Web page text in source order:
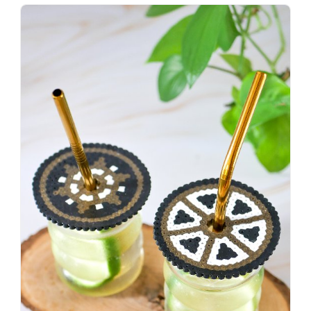
Wenn
schöner
KNALLTS!
#badezimmer
#makeover
#badezimmerdesign
#renovieren
#altbau